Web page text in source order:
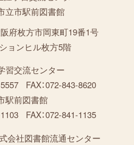
立市駅前図書館
府枚方市岡東町19番1号
ョンヒル枚方5階
習交流センター
FAX：072-843-8620
駅前図書館
FAX：072-841-1135
会社図書館流通センター